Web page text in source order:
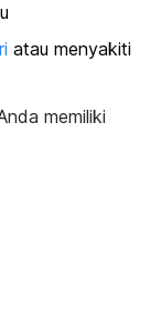
atau menyakiti
memiliki